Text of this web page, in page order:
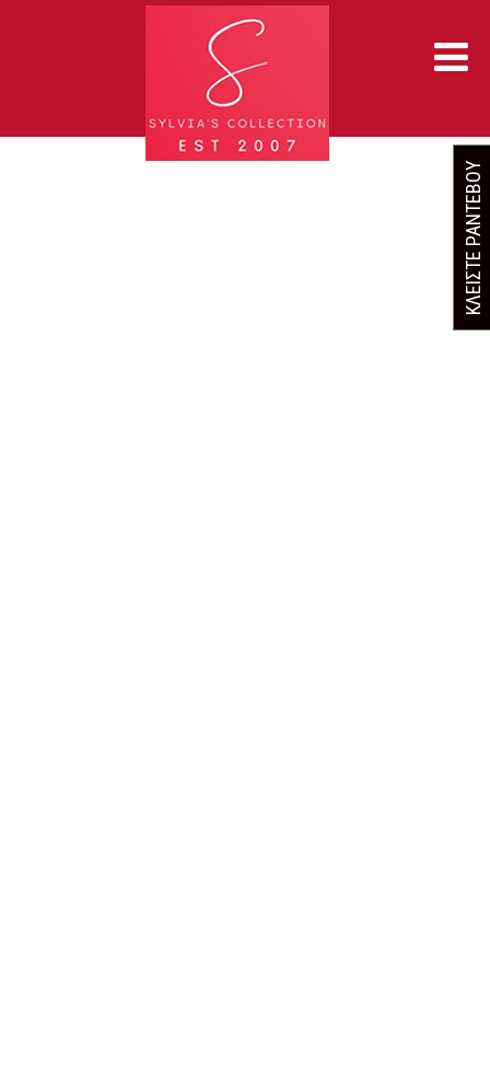
ΚΛΕΙΣΤΕ ΡΑΝΤΕΒΟΥ